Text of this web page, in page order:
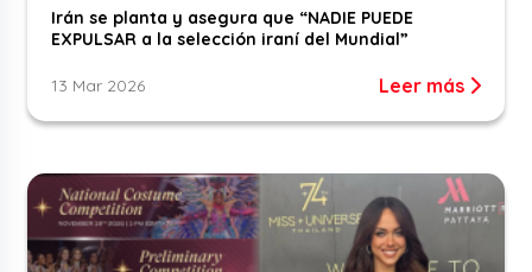
Irán se planta y asegura que “NADIE PUEDE
EXPULSAR a la selección iraní del Mundial”
13 Mar 2026 Leer más